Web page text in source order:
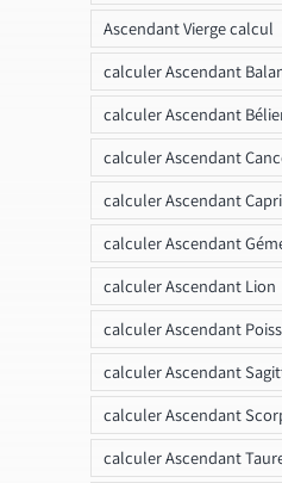
Ascendant Vierge calcul
calculer Ascendant
calculer Ascendant
calculer Ascendant
calculer Ascendant
calculer Ascendant
calculer Ascendant Lion
calculer Ascendant
calculer Ascendant
calculer Ascendant
calculer Ascendant